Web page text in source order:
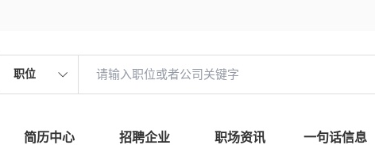
职位
简历中心 招聘企业 职场资讯 一句话信息